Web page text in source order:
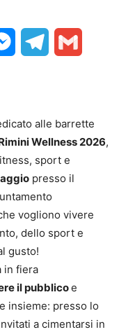
MessengerTelegram
alle barrette
Wellness 2026,
sport e
presso il
vogliono vivere
dello sport e
gusto!
in fiera
il pubblicoe
insieme: presso lo
a cimentarsi in